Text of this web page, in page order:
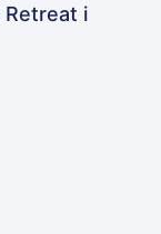
Retreat i